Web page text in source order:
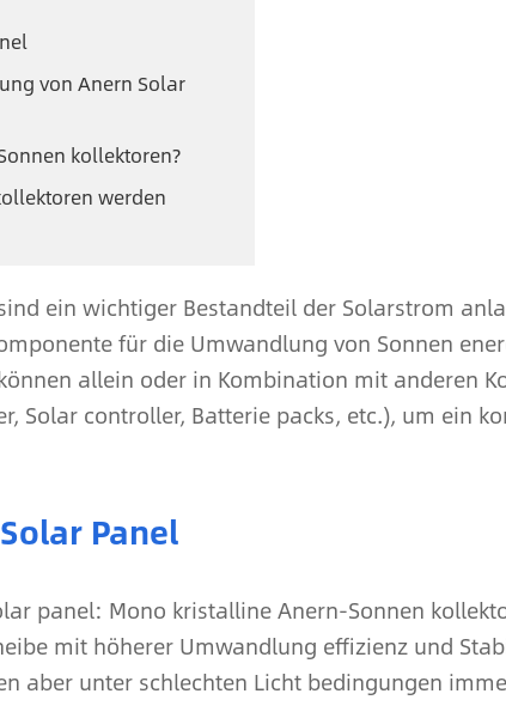
von Anern Solar
kollektoren?
werden
ein wichtiger Bestandteil der Solarstrom
für die Umwandlung von Sonnen
allein oder in Kombination mit anderen
Solar controller, Batterie packs, etc.), um ein
Panel
panel: Mono kristalline Anern-Sonnen
mit höherer Umwandlung effizienz und
aber unter schlechten Licht bedingungen